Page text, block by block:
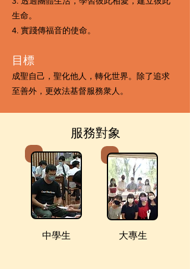
生命。
4. 實踐傳福音的使命。
目標
成聖自己，聖化他人，轉化世界。除了追求
至善外，更效法基督服務衆人。
服務對象
中學生 大專生